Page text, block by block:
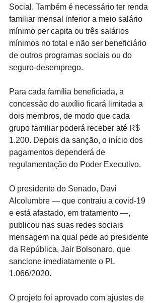
Social. Também é necessário ter renda
familiar mensal inferior a meio salário
mínimo per capita ou três salários
mínimos no total e não ser beneficiário
de outros programas sociais ou do
seguro-desemprego.
Para cada família beneficiada, a
concessão do auxílio ficará limitada a
dois membros, de modo que cada
grupo familiar poderá receber até R$
1.200. Depois da sanção, o início dos
pagamentos dependerá de
regulamentação do Poder Executivo.
O presidente do Senado, Davi
Alcolumbre — que contraiu a covid-19
e está afastado, em tratamento —,
publicou nas suas redes sociais
mensagem na qual pede ao presidente
da República, Jair Bolsonaro, que
sancione imediatamente o PL
1.066/2020.
O projeto foi aprovado com ajustes de